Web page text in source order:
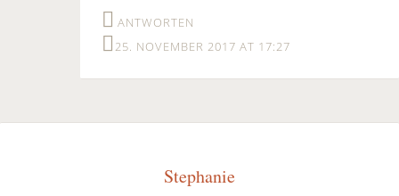
ANTWORTEN
25. NOVEMBER 2017 AT 17:27
Stephanie